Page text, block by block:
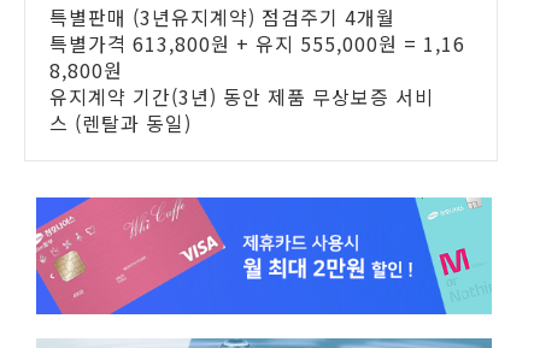
특별판매 (3년유지계약) 점검주기 4개월
특별가격 613,800원 + 유지 555,000원 = 1,16
8,800원
유지계약 기간(3년) 동안 제품 무상보증 서비
스 (렌탈과 동일)